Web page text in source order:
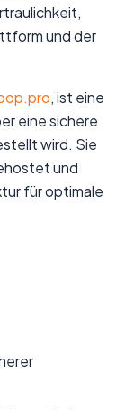
und der
, ist eine
eine sichere
wird. Sie
und
für optimale